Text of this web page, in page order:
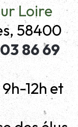
Loire
58400
03 86 69
12h et